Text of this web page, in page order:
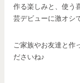
作る楽しみと、使う
芸デビューに激オシ
ご家族やお友達と作
ださいね♪